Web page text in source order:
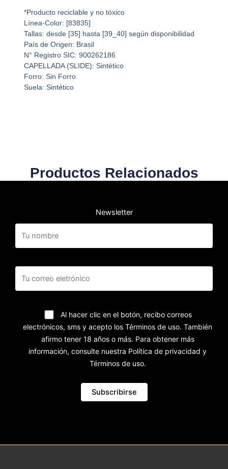
*Producto reciclable y no tóxico
Línea-Color: [83835]
Tallas: desde [35] hasta [39_40] según disponibilidad
País de Origen: Brasil
N° Registro SIC: 900262186
CAPELLADA (SLIDE): Sintético
Forro: Sin Forro
Suela: Sintético
Productos Relacionados
Newsletter
Al hacer clic en el botón, recibo correos
electrónicos, sms y acepto los Términos de uso. También
afirmo tener 18 años o más. Para obtener más
información, consulte nuestra Política de privacidad y
Términos de uso.